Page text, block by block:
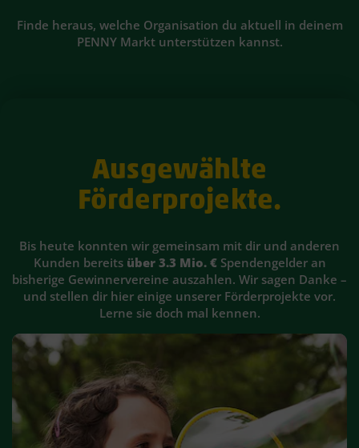
Finde heraus, welche Organisation du aktuell in deinem
PENNY Markt unterstützen kannst.
Ausgewählte
Förderprojekte.
Bis heute konnten wir gemeinsam mit dir und anderen
Kunden bereits über 3.3 Mio. € Spendengelder an
bisherige Gewinnervereine auszahlen. Wir sagen Danke –
und stellen dir hier einige unserer Förderprojekte vor.
Lerne sie doch mal kennen.